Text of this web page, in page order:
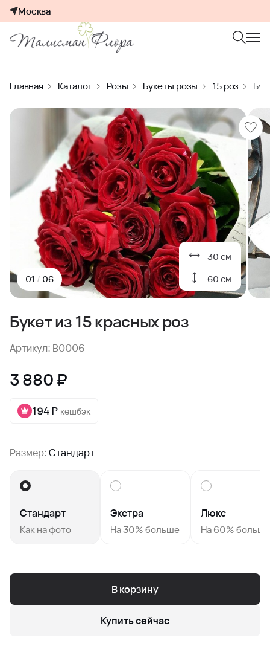
Москва
Главная Каталог Розы Букеты розы 15 роз
30 см
60 см
01 / 06
Букет из 15 красных роз
Артикул: B0006
3 880 ₽
194 ₽ кешбэк
Размер:Стандарт
Стандарт
Как на фото
Экстра
На 30% больше
Люкс
На 60% больше
В корзину
Купить сейчас